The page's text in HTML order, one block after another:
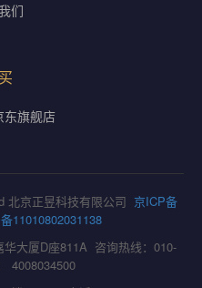
们
东旗舰店
北京正昱科技有限公司 京ICP备
11010802031138
大厦D座811A 咨询热线：010-
4008034500